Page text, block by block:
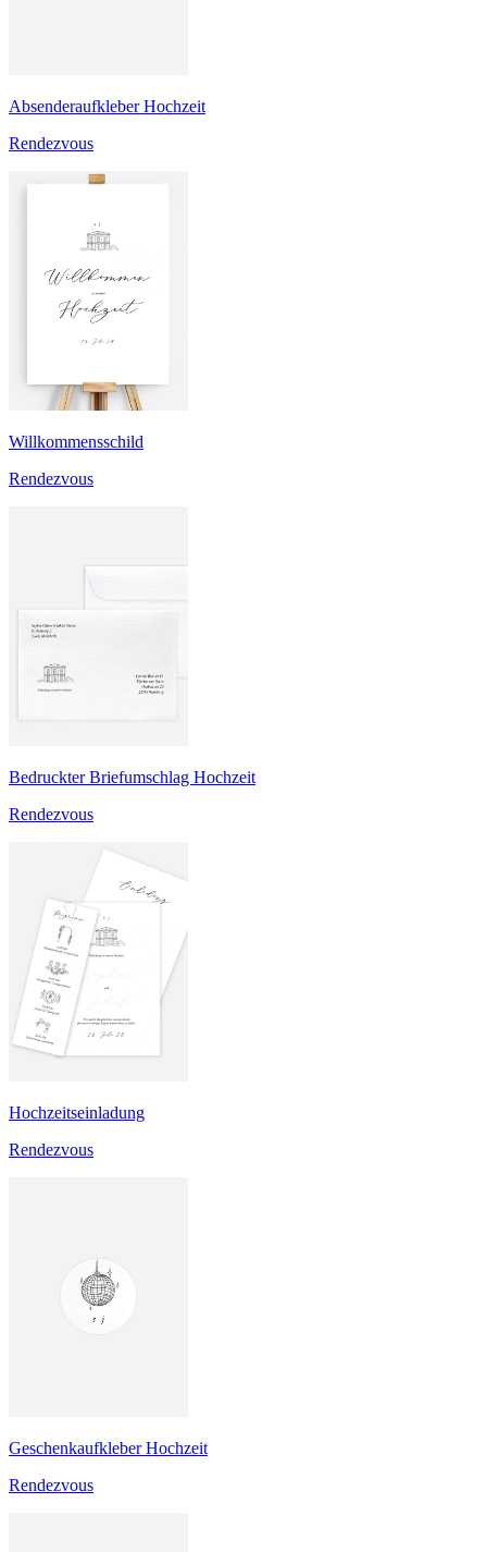
Absenderaufkleber Hochzeit
Rendezvous
Willkommensschild
Rendezvous
Bedruckter Briefumschlag Hochzeit
Rendezvous
Hochzeitseinladung
Rendezvous
Geschenkaufkleber Hochzeit
Rendezvous